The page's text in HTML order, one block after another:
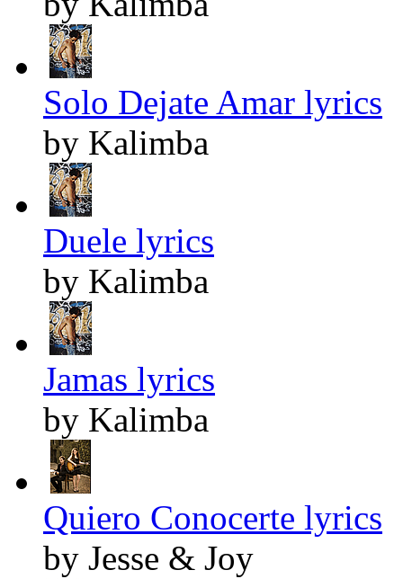
Solo Dejate Amar lyrics
by Kalimba
Duele lyrics
by Kalimba
Jamas lyrics
by Kalimba
Quiero Conocerte lyrics
by Jesse & Joy